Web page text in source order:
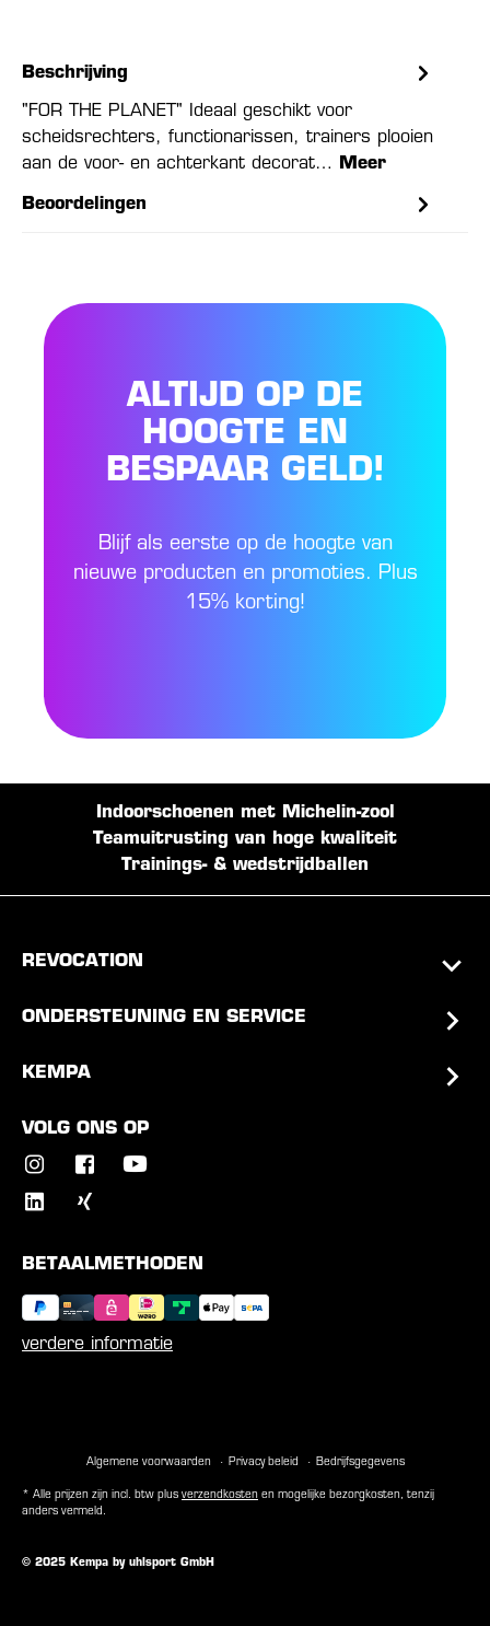
Beschrijving
"FOR THE PLANET" Ideaal geschikt voor
scheidsrechters, functionarissen, trainers plooien
aan de voor- en achterkant decorat…
Meer
Beoordelingen
ALTIJD OP DE
HOOGTE EN
BESPAAR GELD!
Blijf als eerste op de hoogte van
nieuwe producten en promoties. Plus
15% korting!
Indoorschoenen met Michelin-zool
Teamuitrusting van hoge kwaliteit
Trainings- & wedstrijdballen
REVOCATION
ONDERSTEUNING EN SERVICE
KEMPA
VOLG ONS OP
BETAALMETHODEN
verdere informatie
Algemene voorwaarden Privacy beleid Bedrijfsgegevens
© 2025 Kempa by uhlsport GmbH
* Alle prijzen zijn incl. btw plus verzendkosten en mogelijke bezorgkosten, tenzij
anders vermeld.